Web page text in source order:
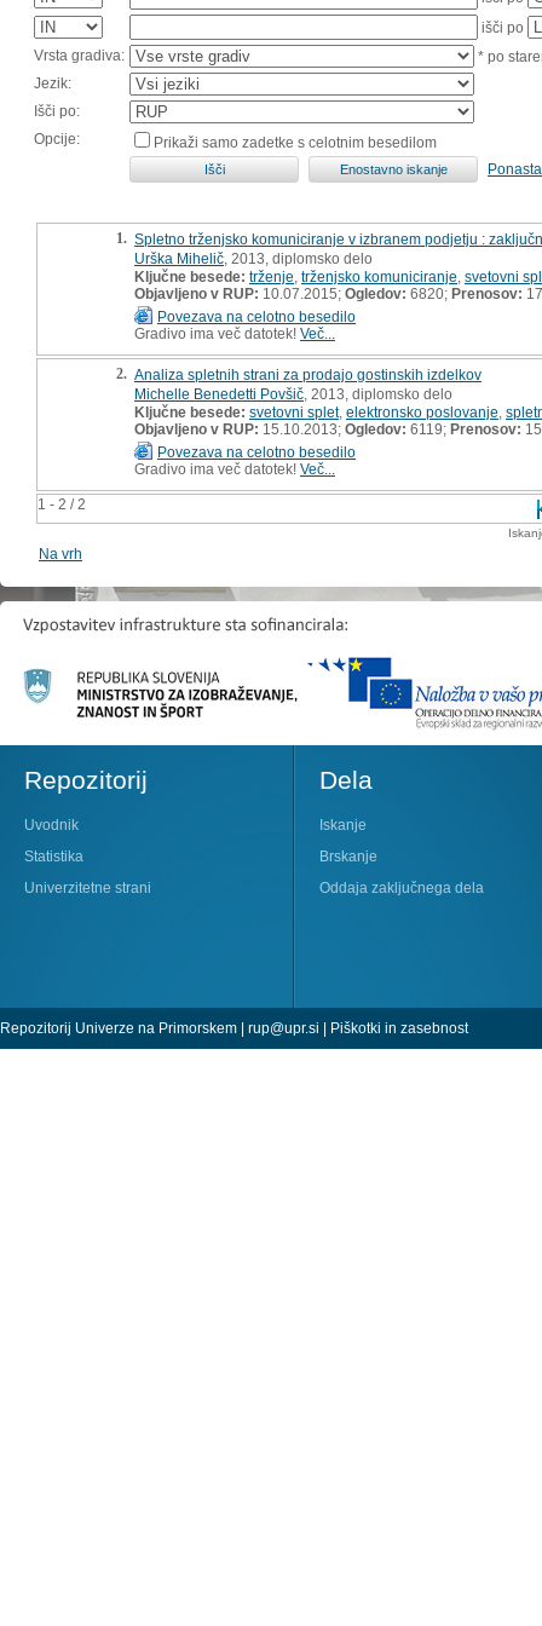
išči po
Vrsta gradiva:
* po
Jezik:
Išči po:
Opcije:
Prikaži samo zadetke s celotnim besedilom
1 - 2 / 2
1. Spletno trženjsko komuniciranje v izbranem podjetju :
Urška Mihelič , 2013, diplomsko delo
Ključne besede: trženje trženjsko komuniciranje svetovni
Objavljeno v RUP: 10.07.2015; Ogledov: 6820; Prenosov:
Povezava na celotno besedilo
Gradivo ima več datotek! Več...
2. Analiza spletnih strani za prodajo gostinskih izdelkov
Michelle Benedetti Povšič , 2013, diplomsko delo
Ključne besede: svetovni splet, elektronsko poslovanje
Objavljeno v RUP: 15.10.2013; Ogledov: 6119; Prenosov:
Povezava na celotno besedilo
Gradivo ima več datotek! Več...
Na vrh
Repozitorij
Uvodnik
Statistika
Univerzitetne strani
Dela
Iskanje
Brskanje
Oddaja zaključnega dela
Repozitorij Univerze na Primorskem | rup@upr.si | Piškotki in zasebnost